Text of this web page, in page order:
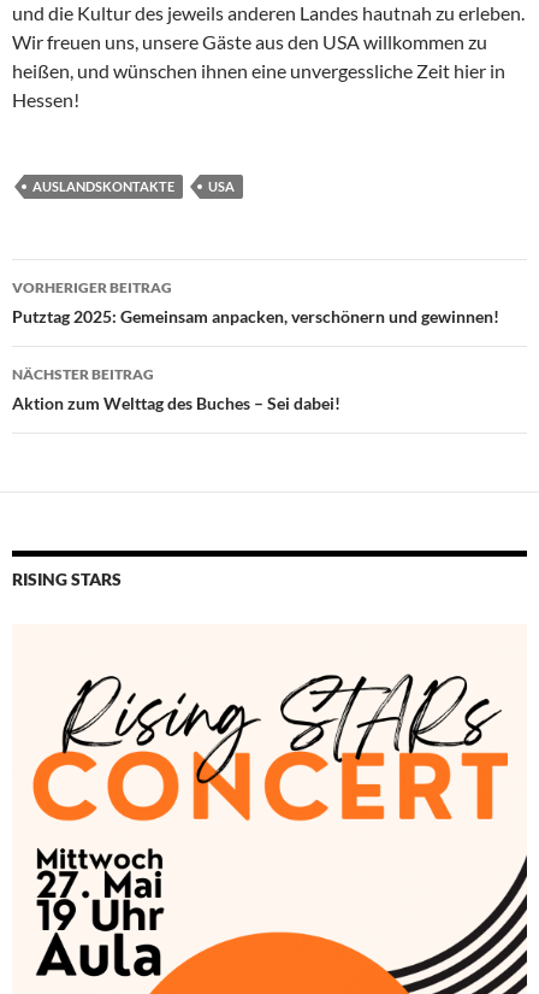
und die Kultur des jeweils anderen Landes hautnah zu erleben.
Wir freuen uns, unsere Gäste aus den USA willkommen zu
heißen, und wünschen ihnen eine unvergessliche Zeit hier in
Hessen!
AUSLANDSKONTAKTE USA
Beitragsnavigation
VORHERIGER BEITRAG
Putztag 2025: Gemeinsam anpacken, verschönern und gewinnen!
NÄCHSTER BEITRAG
Aktion zum Welttag des Buches – Sei dabei!
RISING STARS